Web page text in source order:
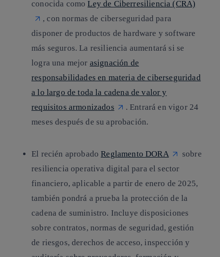
conocida comoLey de Ciberresiliencia (CRA)
, con normas de ciberseguridad para
disponer de productos de hardware y software
más seguros. La resiliencia aumentará si se
logra una mejor asignación de
responsabilidades en materia de ciberseguridad
a lo largo de toda la cadena de valor y
requisitos armonizados
. Entrará en vigor 24
meses después de su aprobación.
El recién aprobadoReglamento DORA
sobre
resiliencia operativa digital para el sector
financiero, aplicable a partir de enero de 2025,
también pondrá a prueba la protección de la
cadena de suministro. Incluye disposiciones
sobre contratos, normas de seguridad, gestión
de riesgos, derechos de acceso, inspección y